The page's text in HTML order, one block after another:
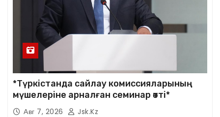
*Түркістанда сайлау комиссияларының
мүшелеріне арналған семинар өтті*
Авг 7, 2026 Jsk.kz